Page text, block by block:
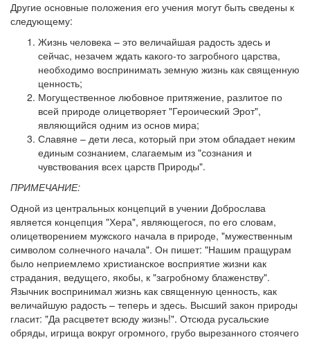
Другие основные положения его учения могут быть сведены к
следующему:
Жизнь человека – это величайшая радость здесь и
сейчас, незачем ждать какого-то загробного царства,
необходимо воспринимать земную жизнь как священную
ценность;
Могущественное любовное притяжение, разлитое по
всей природе олицетворяет "Героический Эрот",
являющийся одним из основ мира;
Славяне – дети леса, который при этом обладает неким
единым сознанием, слагаемым из "сознания и
чувствования всех царств Природы".
ПРИМЕЧАНИЕ:
Одной из центральных концепций в учении Доброслава
является концепция "Хера", являющегося, по его словам,
олицетворением мужского начала в природе, "мужественным
символом солнечного начала". Он пишет: "Нашим пращурам
было неприемлемо христианское восприятие жизни как
страдания, ведущего, якобы, к "загробному блаженству".
Язычник воспринимал жизнь как священную ценность, как
величайшую радость – теперь и здесь. Высший закон природы
гласит: "Да расцветет всюду жизнь!". Отсюда русальские
обряды, игрища вокруг огромного, грубо вырезанного стоячего